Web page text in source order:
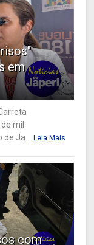
em
mil
Ja...
Leia Mais
com